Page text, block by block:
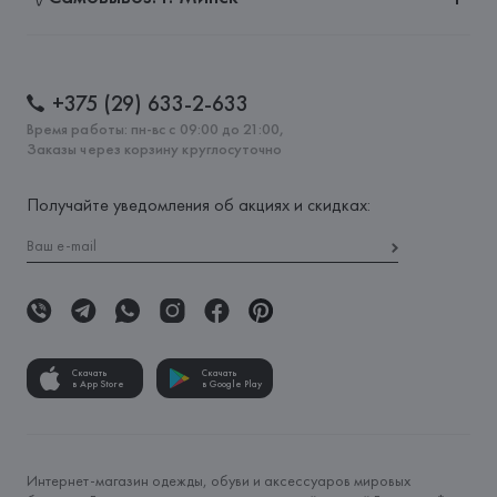
+375 (29) 633-2-633
Время работы: пн-вс с 09:00 до 21:00,
Заказы через корзину круглосуточно
Получайте уведомления об акциях и скидках:
Скачать
в App Store
Скачать
в Google Play
Интернет-магазин одежды, обуви и аксессуаров мировых